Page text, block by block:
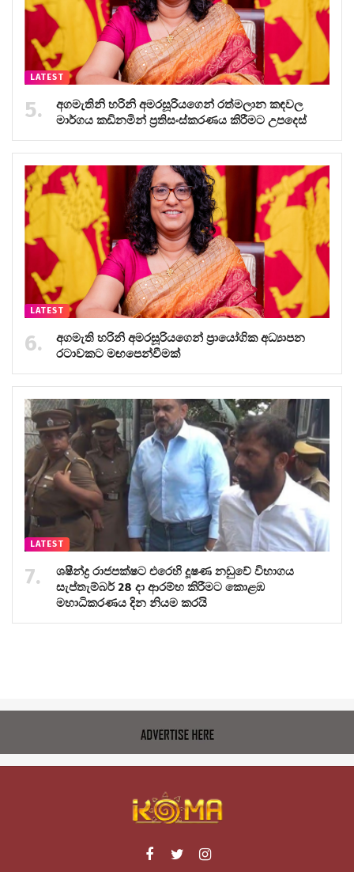
LATEST
අගමැතිනි හරිනි අමරසූරියගෙන් රත්මලාන කඳවල
මාර්ගය කඩිනමින් ප්‍රතිසංස්කරණය කිරීමට උපදෙස්
LATEST
අගමැති හරිනි අමරසූරියගෙන් ප්‍රායෝගික අධ්‍යාපන
රටාවකට මඟපෙන්වීමක්
LATEST
ශෂීන්ද්‍ර රාජපක්ෂට එරෙහි දූෂණ නඩුවේ විභාගය
සැප්තැම්බර් 28 දා ආරම්භ කිරීමට කොළඹ
මහාධිකරණය දින නියම කරයි